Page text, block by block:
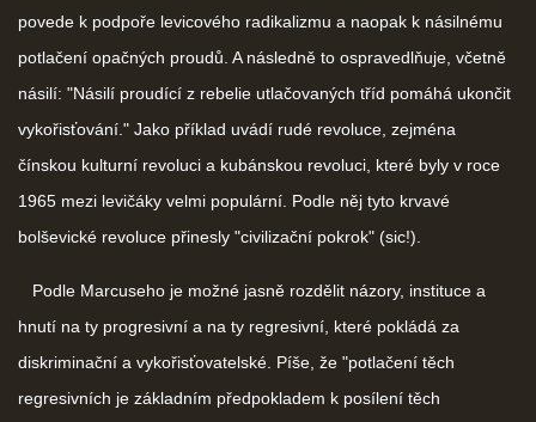
povede k podpoře levicového radikalizmu a naopak k násilnému
potlačení opačných proudů. A následně to ospravedlňuje, včetně
násilí: "Násilí proudící z rebelie utlačovaných tříd pomáhá ukončit
vykořisťování." Jako příklad uvádí rudé revoluce, zejména
čínskou kulturní revoluci a kubánskou revoluci, které byly v roce
1965 mezi levičáky velmi populární. Podle něj tyto krvavé
bolševické revoluce přinesly "civilizační pokrok" (sic!).
Podle Marcuseho je možné jasně rozdělit názory, instituce a
hnutí na ty progresivní a na ty regresivní, které pokládá za
diskriminační a vykořisťovatelské. Píše, že "potlačení těch
regresivních je základním předpokladem k posílení těch